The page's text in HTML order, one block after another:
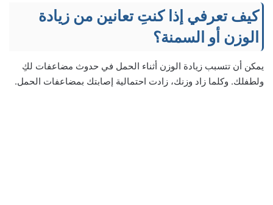
كيف تعرفي إذا كنتِ تعانين من زيادة
الوزن أو السمنة؟
يمكن أن تتسبب زيادة الوزن أثناء الحمل في حدوث مضاعفات لكِ
ولطفلك. وكلما زاد وزنك، زادت احتمالية إصابتك بمضاعفات الحمل.